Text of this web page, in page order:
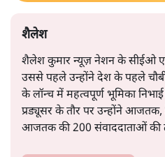
शैलेश
शैलेश कुमार न्यूज़ नेशन के सीईओ
उससे पहले उन्होंने देश के पहले
के लॉन्च में महत्वपूर्ण भूमिका
प्रड्यूसर के तौर पर उन्होंने
आजतक की 200 संवाददाताओं की